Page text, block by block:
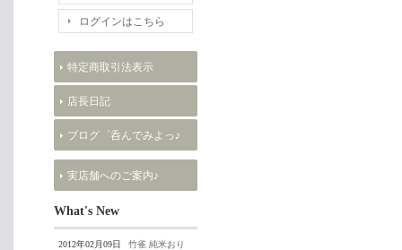
ログインはこちら
特定商取引法表示
店長日記
ブログ゜呑んでみよっ♪
実店舗へのご案内♪
What's New
2012年02月09日
竹雀 純米おり